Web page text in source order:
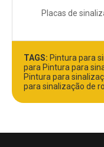
Placas de
TAGS: Pintura para
para Pintura para
Pintura para
para sinalização de